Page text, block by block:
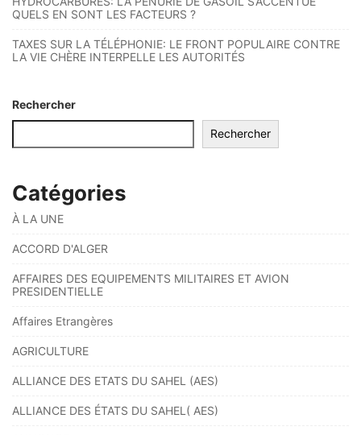
QUELS EN SONT LES FACTEURS ?
TAXES SUR LA TÉLÉPHONIE: LE FRONT POPULAIRE CONTRE
LA VIE CHÈRE INTERPELLE LES AUTORITÉS
Rechercher
Rechercher
Catégories
À LA UNE
ACCORD D'ALGER
AFFAIRES DES EQUIPEMENTS MILITAIRES ET AVION
PRESIDENTIELLE
Affaires Etrangères
AGRICULTURE
ALLIANCE DES ETATS DU SAHEL (AES)
ALLIANCE DES ÉTATS DU SAHEL( AES)